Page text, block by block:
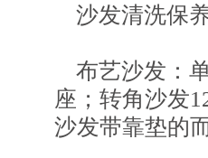
沙发清洗保
布艺沙发：
座；转角沙发
沙发带靠垫的